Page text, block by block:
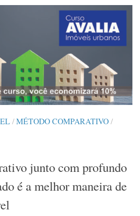
/MÉTODO COMPARATIVO/
junto com profundo
é a melhor maneira de